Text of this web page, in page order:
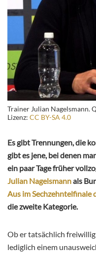
Trainer Julian Nagelsmann.
Lizenz: CC BY-SA 4.0
Es gibt Trennungen, die
gibt es jene, bei denen
ein paar Tage früher
Julian Nagelsmannals
Aus im Sechzehntelfinale
die zweite Kategorie.
Ob er tatsächlich
lediglich einem